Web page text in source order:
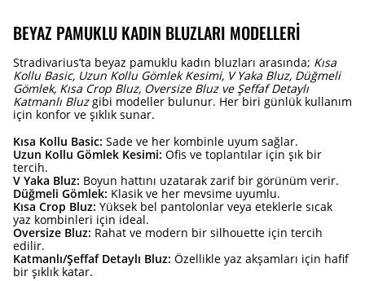
BEYAZ PAMUKLU KADIN BLUZLARI MODELLERI
Stradivarius’ta beyaz pamuklu kadın bluzları arasında; Kısa
Kollu Basic, Uzun Kollu Gömlek Kesimi, V Yaka Bluz, Düğmeli
Gömlek, Kısa Crop Bluz, Oversize Bluz ve Şeffaf Detaylı
Katmanlı Bluzgibi modeller bulunur. Her biri günlük kullanım
için konfor ve şıklık sunar.
Kısa Kollu Basic: Sade ve her kombinle uyum sağlar.
Uzun Kollu Gömlek Kesimi: Ofis ve toplantılar için şık bir
tercih.
V Yaka Bluz: Boyun hattını uzatarak zarif bir görünüm verir.
Düğmeli Gömlek: Klasik ve her mevsime uyumlu.
Kısa Crop Bluz: Yüksek bel pantolonlar veya eteklerle sıcak
yaz kombinleri için ideal.
Oversize Bluz: Rahat ve modern bir silhouette için tercih
edilir.
Katmanlı/Şeffaf Detaylı Bluz: Özellikle yaz akşamları için hafif
bir şıklık katar.